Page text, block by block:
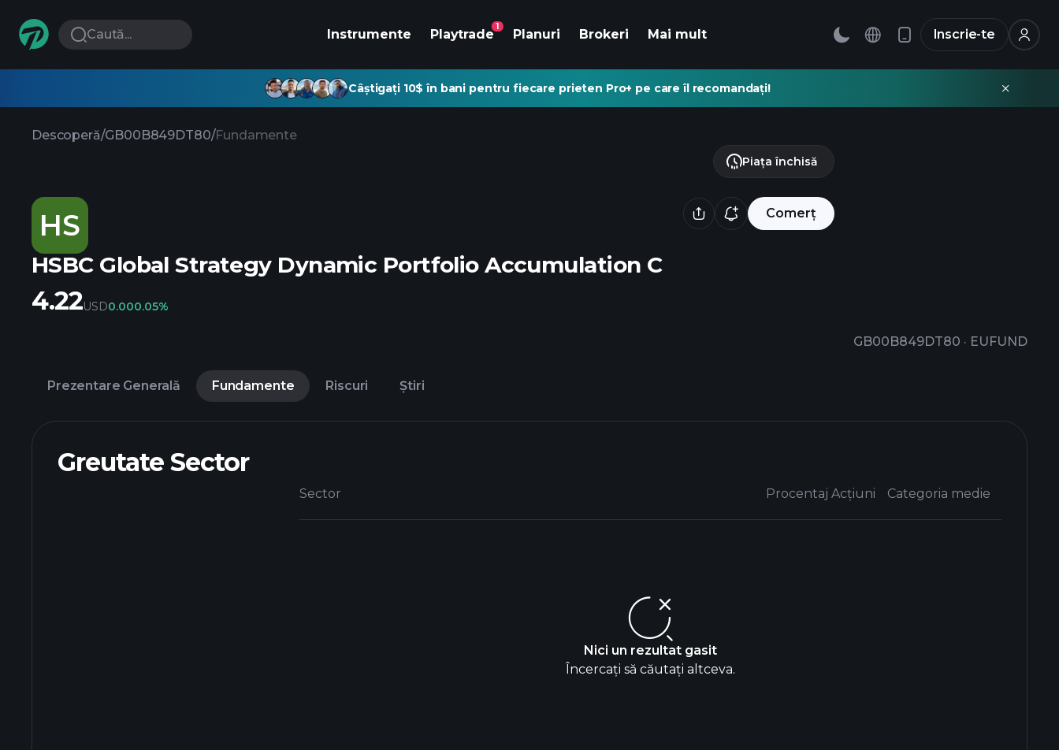
Caută... Instrumente Playtrade
1
Planuri Brokeri Mai mult Inscrie-te
Câștigați 10$ în bani pentru fiecare prieten Pro+ pe care îl recomandați!
Descoperă/GB00B849DT80/Fundamente
HS Comerț
HSBC Global Strategy Dynamic Portfolio Accumulation C
GB00B849DT80 · EUFUND
Piața închisă
4.22USD0.000.05%
Prezentare Generală Fundamente Riscuri Știri
Greutate Sector
Sector Procentaj Acțiuni Categoria medie
Nici un rezultat gasit
Încercați să căutați altceva.